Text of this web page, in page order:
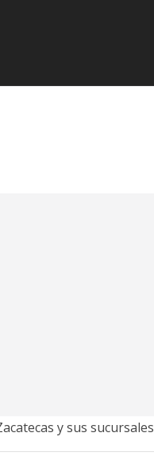
y sus sucursales